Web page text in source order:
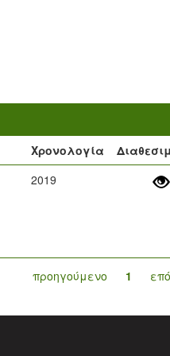
Χρονολογία
2019
προηγούμενο 1